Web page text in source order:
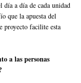
día a día de cada unidad
que la apuesta del
proyecto facilite esta
a las personas